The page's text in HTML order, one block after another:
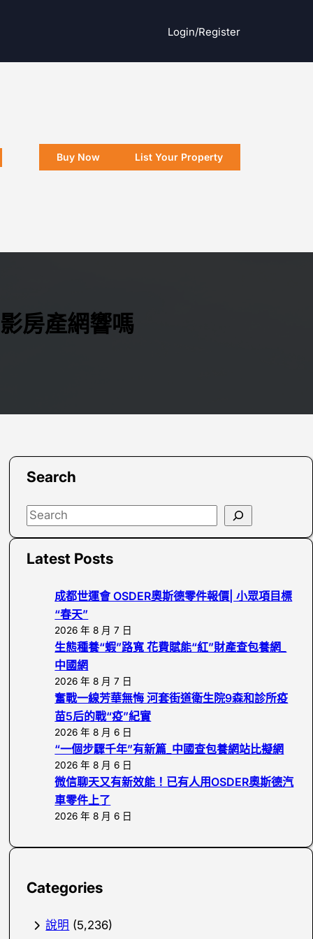
Login/register
Buy Now List Your Property
房產網響嗎
Search
S
a
r
Latest Posts
成都世運會 OSDER奧斯德零件報價| 小眾項目標
“春天”
2026 年 8 月 7 日
生態種養“蝦”路寬 花費賦能“紅”財產查包養網_
中國網
2026 年 8 月 7 日
奮戰一線芳華無悔 河套街道衛生院9森和診所疫
苗5后的戰“疫”紀實
2026 年 8 月 6 日
“一個步驟千年”有新篇_中國查包養網站比擬網
2026 年 8 月 6 日
微信聊天又有新效能！已有人用OSDER奧斯德汽
車零件上了
2026 年 8 月 6 日
Categories
說明 (5,236)